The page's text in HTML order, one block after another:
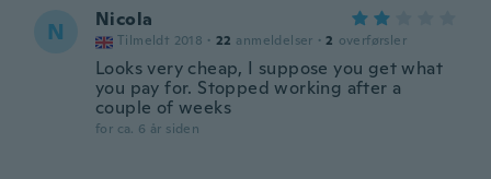
N Nicola
Tilmeldt 2018 · 22 anmeldelser · 2 overførsler
Looks very cheap, I suppose you get what
you pay for. Stopped working after a
couple of weeks
for ca. 6 år siden